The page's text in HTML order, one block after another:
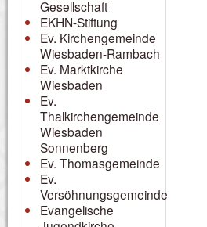
Gesellschaft
EKHN-Stiftung
Ev. Kirchengemeinde
Wiesbaden-Rambach
Ev. Marktkirche
Wiesbaden
Ev.
Thalkirchengemeinde
Wiesbaden
Sonnenberg
Ev. Thomasgemeinde
Ev.
Versöhnungsgemeinde
Evangelische